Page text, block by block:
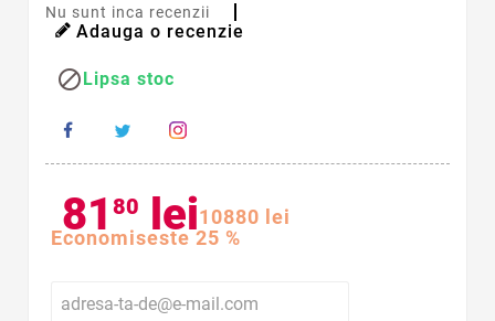
Nu sunt inca recenzii
Adauga o recenzie
Lipsa stoc
81 80 lei10880 lei
Economiseste 25 %